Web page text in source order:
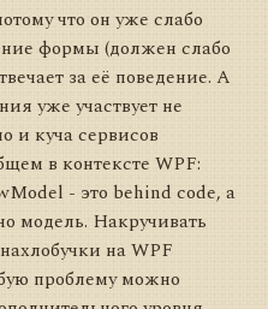
что он уже слабо
формы (должен слабо
за её поведение. А
уже участвует не
и куча сервисов
в контексте WPF:
- это behind code, а
модель. Накручивать
на WPF
проблему можно